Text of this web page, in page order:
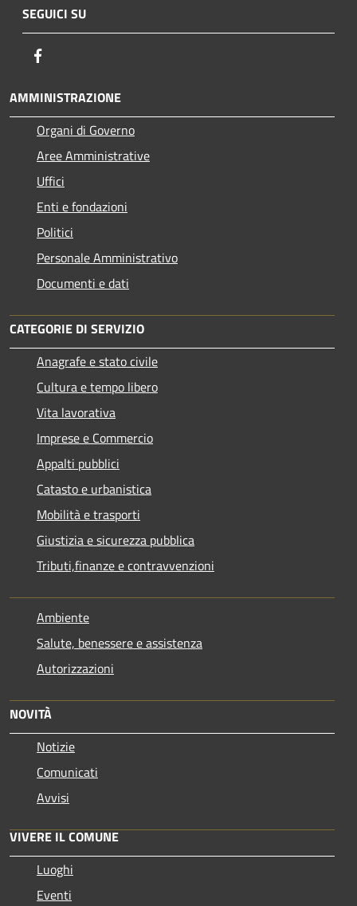
SEGUICI SU
AMMINISTRAZIONE
Organi di Governo
Aree Amministrative
Uffici
Enti e fondazioni
Politici
Personale Amministrativo
Documenti e dati
CATEGORIE DI SERVIZIO
Anagrafe e stato civile
Cultura e tempo libero
Vita lavorativa
Imprese e Commercio
Appalti pubblici
Catasto e urbanistica
Mobilità e trasporti
Giustizia e sicurezza pubblica
Tributi,finanze e contravvenzioni
Ambiente
Salute, benessere e assistenza
Autorizzazioni
NOVITÀ
Notizie
Comunicati
Avvisi
VIVERE IL COMUNE
Luoghi
Eventi